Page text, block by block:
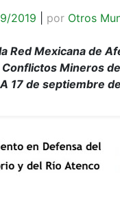
2019 por Otros
Red Mexicana de
Mineros
17 de septiembre